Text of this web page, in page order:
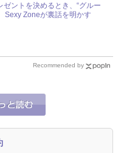
ントを決めるとき、“グルー
Zoneが裏話を明かす
Recommended by